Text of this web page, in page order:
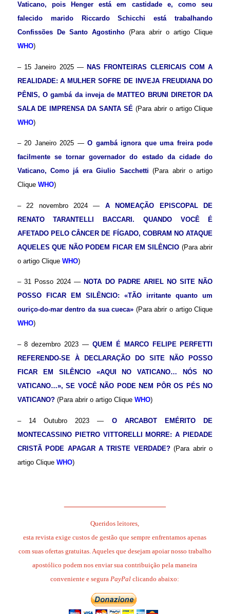
Vaticano, pois Henger está em castidade e, como seu
falecido marido Riccardo Schicchi está trabalhando
ConfissõesDe Santo Agostinho (Para abrir o artigo Clique
WHO)
– 15 Janeiro 2025 —NAS FRONTEIRAS CLERICAIS COM A
REALIDADE: A MULHER SOFRE DE INVEJA FREUDIANA DO
PÊNIS, O gambá da inveja de MATTEO BRUNI DIRETOR DA
SALA DE IMPRENSA DA SANTA SÉ (Para abrir o artigo Clique
WHO)
– 20 Janeiro 2025 —O gambá ignora que uma freira pode
facilmente se tornar governador do estado da cidade do
Vaticano, Como já era Giulio Sacchetti (Para abrir o artigo
CliqueWHO)
– 22 novembro 2024 — A NOMEAÇÃO EPISCOPAL DE
RENATO TARANTELLI BACCARI. QUANDO VOCÊ É
AFETADO PELO CÂNCER DE FÍGADO, COBRAM NO ATAQUE
AQUELES QUE NÃO PODEM FICAR EM SILÊNCIO (Para abrir
o artigo Clique WHO)
– 31 Posso 2024 — NOTA DO PADRE ARIEL NO SITE NÃO
POSSO FICAR EM SILÊNCIO: «TÃO irritante quanto um
ouriço-do-mar dentro da sua cueca» (Para abrir o artigo Clique
WHO)
– 8 dezembro 2023 — QUEM É MARCO FELIPE PERFETTI
REFERENDO-SE À DECLARAÇÃO DO SITE
NÃO POSSO
FICAR EM SILÊNCIO«AQUI NO VATICANO… NÓS NO
VATICANO…», SE VOCÊ NÃO PODE NEM PÔR OS PÉS NO
VATICANO? (Para abrir o artigo Clique WHO)
– 14 Outubro 2023 — O ARCABOT EMÉRITO DE
MONTECASSINO PIETRO VITTORELLI MORRE: A PIEDADE
CRISTÃ PODE APAGAR A TRISTE VERDADE? (Para abrir o
artigo Clique WHO)
Queridos leitores,
esta revista exige custos de gestão que sempre enfrentamos apenas
com suas ofertas gratuitas. Aqueles que desejam apoiar nosso trabalho
apostólico podem nos enviar sua contribuição pela maneira
conveniente e seguraPayPal clicando abaixo: